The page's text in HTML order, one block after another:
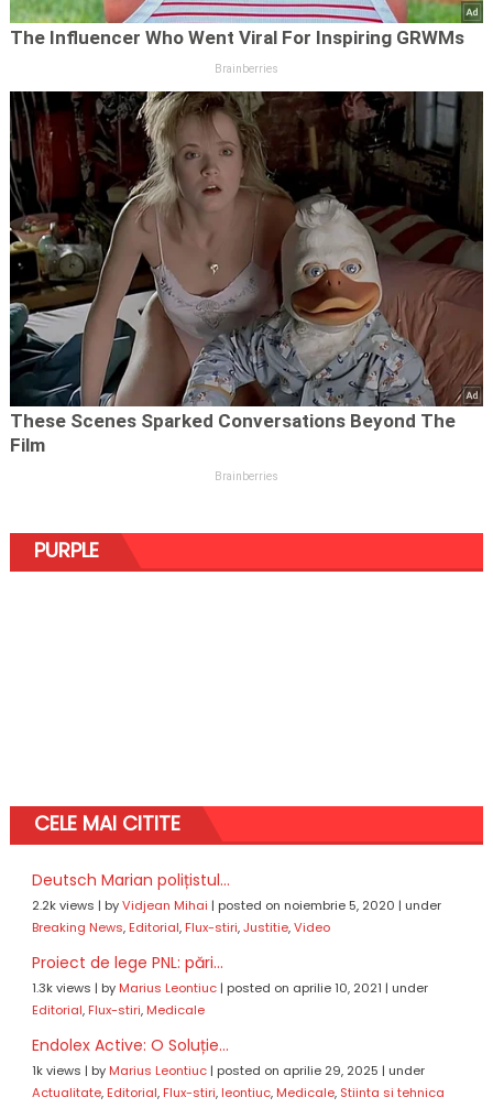
PURPLE
CELE MAI CITITE
Deutsch Marian polițistul...
2.2k views | byVidjean Mihai | posted on noiembrie 5, 2020 | under
Breaking News, Editorial, Flux-stiri,Justitie,Video
Proiect de lege PNL: pări...
1.3k views | by Marius Leontiuc| posted on aprilie 10, 2021 | under
Editorial, Flux-stiri, Medicale
Endolex Active: O Soluție...
1k views | by Marius Leontiuc| posted on aprilie 29, 2025 | under
Actualitate, Editorial, Flux-stiri, leontiuc, Medicale, Stiinta si tehnica